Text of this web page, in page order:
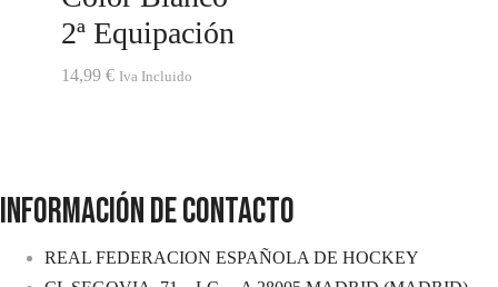
2ª Equipación
14,99 € Iva Incluido
INFORMACIÓN DE CONTACTO
REAL FEDERACION ESPAÑOLA DE HOCKEY